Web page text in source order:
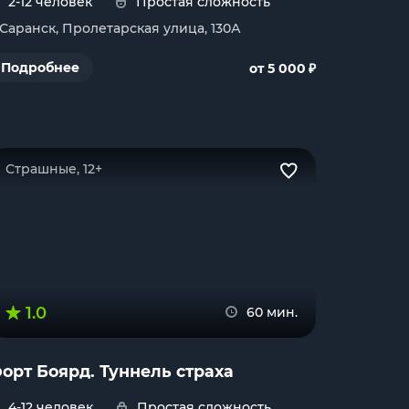
Саранск, Пролетарская улица, 130А
Подробнее от 5 000 ₽
Страшные, 12+
1.0 60 мин.
Боярд. Туннель страха